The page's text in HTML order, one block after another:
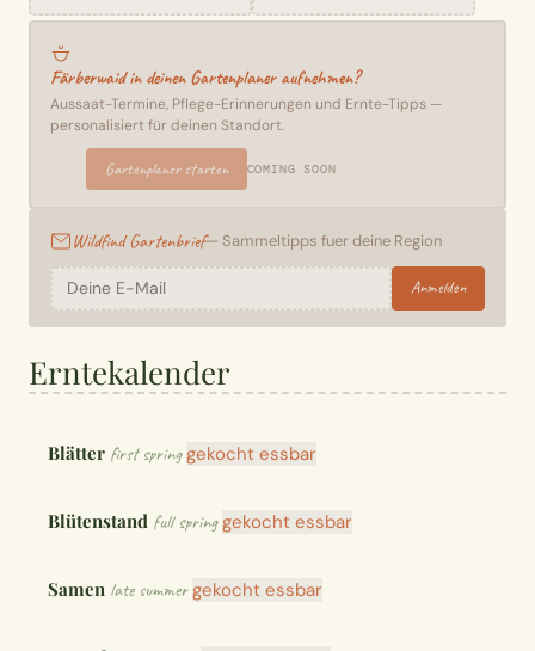
Färberwaid in deinen Gartenplaner aufnehmen?
Aussaat-Termine, Pflege-Erinnerungen und Ernte-Tipps —
personalisiert für deinen Standort.
Gartenplaner starten COMING SOON
Wildfind Gartenbrief— Sammeltipps fuer deine Region
Anmelden
Erntekalender
Blätter first spring gekocht essbar
Blütenstand full spring gekocht essbar
Samen late summer gekocht essbar